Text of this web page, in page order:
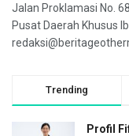
Jalan Proklamasi No.
Pusat Daerah Khusus
Trending
Profil